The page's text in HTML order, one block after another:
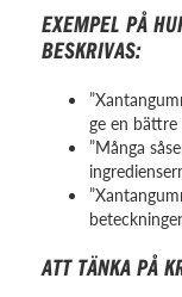
EXEMPEL PÅ
BESKRIVAS:
ge en bättre
”Många
ATT TÄNKA PÅ